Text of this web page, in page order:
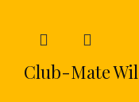
Club-Mate